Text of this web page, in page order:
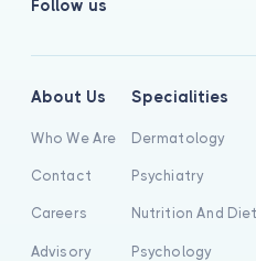
Follow us
About Us
Who We Are
Contact
Careers
Advisory
Specialities
Dermatology
Psychiatry
Nutrition And Diet
Psychology